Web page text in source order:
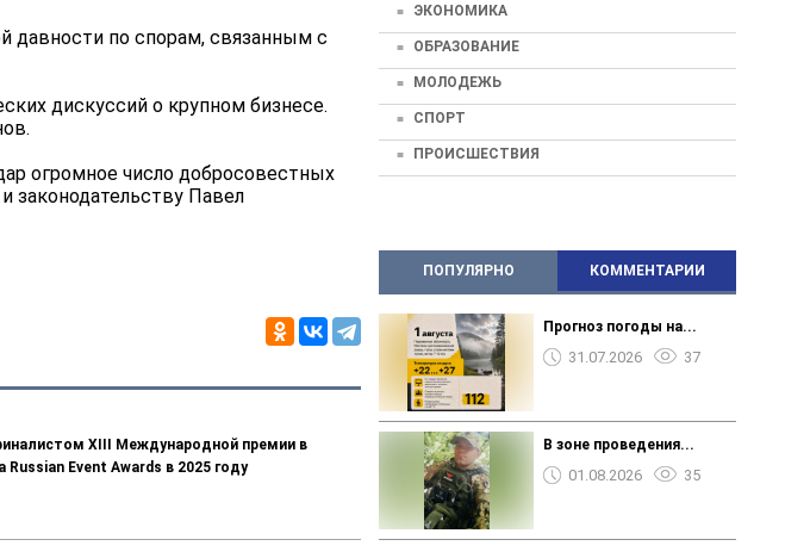
давности по спорам, связанным с
дискуссий о крупном бизнесе.
огромное число добросовестных
законодательству Павел
ХIII Международной премии в
Event Awards в 2025 году
ЭКОНОМИКА
ОБРАЗОВАНИЕ
МОЛОДЕЖЬ
СПОРТ
ПРОИСШЕСТВИЯ
ПОПУЛЯРНО КОММЕНТАРИИ
Прогноз погоды на...
31.07.2026 37
В зоне проведения...
01.08.2026 35